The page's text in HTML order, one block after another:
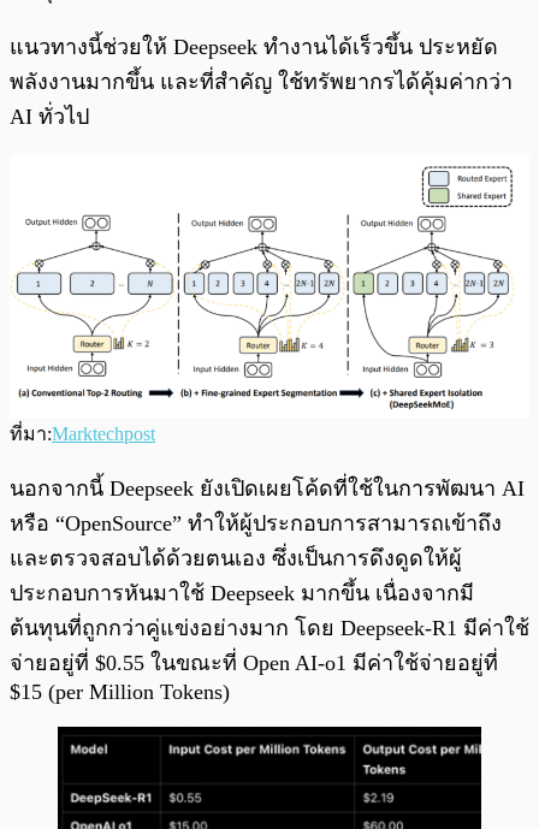
แนวทางนี้ช่วยให้ Deepseek ทำงานได้เร็วขึ้น ประหยัด
พลังงานมากขึ้น และที่สำคัญ ใช้ทรัพยากรได้คุ้มค่ากว่า
AI ทั่วไป
ที่มา:Marktechpost
นอกจากนี้ Deepseek ยังเปิดเผยโค้ดที่ใช้ในการพัฒนา AI
หรือ “OpenSource” ทำให้ผู้ประกอบการสามารถเข้าถึง
และตรวจสอบได้ด้วยตนเอง ซึ่งเป็นการดึงดูดให้ผู้
ประกอบการหันมาใช้ Deepseek มากขึ้น เนื่องจากมี
ต้นทุนที่ถูกกว่าคู่แข่งอย่างมาก โดย Deepseek-R1 มีค่าใช้
จ่ายอยู่ที่ $0.55 ในขณะที่ Open AI-o1 มีค่าใช้จ่ายอยู่ที่
$15 (per Million Tokens)